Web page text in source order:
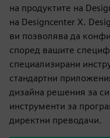
на продуктите на
на Designcenter X.
ви позволява да
според вашите
специализирани
стандартни
дизайна решения за
инструменти за
директни преводачи.